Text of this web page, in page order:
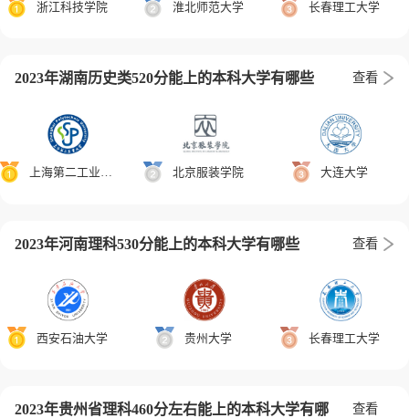
浙江科技学院 淮北师范大学 长春理工大学
2023年湖南历史类520分能上的本科大学有哪些 查看
上海第二工业大学 北京服装学院 大连大学
2023年河南理科530分能上的本科大学有哪些 查看
西安石油大学 贵州大学 长春理工大学
2023年贵州省理科460分左右能上的本科大学有哪 查看